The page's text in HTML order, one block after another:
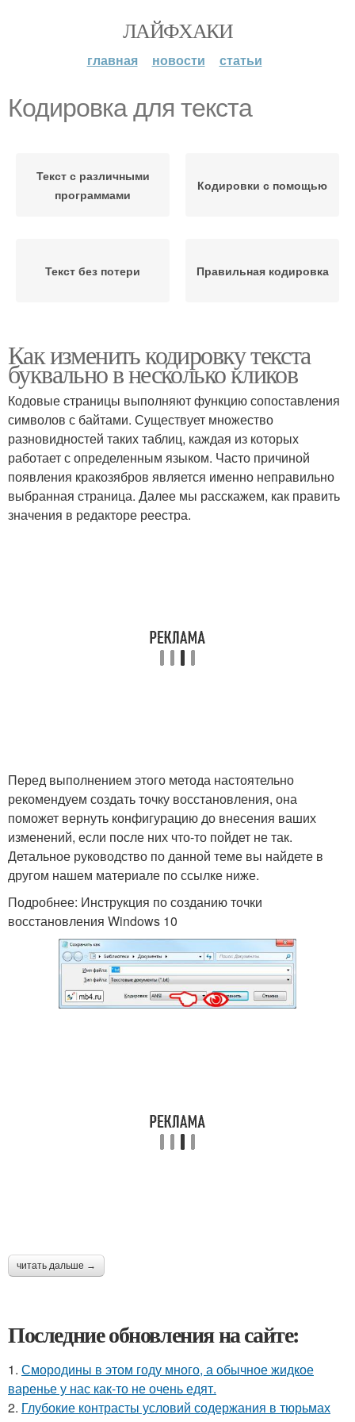
ЛАЙФХАКИ
главная новости статьи
Кодировка для текста
Текст с различными
программами
Кодировки с помощью
Текст без потери Правильная кодировка
Как изменить кодировку текста
буквально в несколько кликов
Кодовые страницы выполняют функцию сопоставления
символов с байтами. Существует множество
разновидностей таких таблиц, каждая из которых
работает с определенным языком. Часто причиной
появления кракозябров является именно неправильно
выбранная страница. Далее мы расскажем, как править
значения в редакторе реестра.
Перед выполнением этого метода настоятельно
рекомендуем создать точку восстановления, она
поможет вернуть конфигурацию до внесения ваших
изменений, если после них что-то пойдет не так.
Детальное руководство по данной теме вы найдете в
другом нашем материале по ссылке ниже.
Подробнее: Инструкция по созданию точки
восстановления Windows 10
читать дальше →
Последние обновления на сайте:
1. Смородины в этом году много, а обычное жидкое
варенье у нас как-то не очень едят.
2. Глубокие контрасты условий содержания в тюрьмах